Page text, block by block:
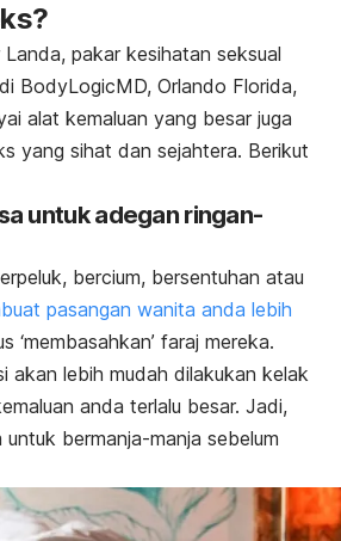
pakar kesihatan seksual
BodyLogicMD, Orlando Florida,
alat kemaluan yang besar juga
yang sihat dan sejahtera. Berikut
untuk adegan ringan-
bercium, bersentuhan atau
pasangan wanita anda lebih
‘membasahkan’ faraj mereka.
akan lebih mudah dilakukan kelak
anda terlalu besar. Jadi,
bermanja-manja sebelum